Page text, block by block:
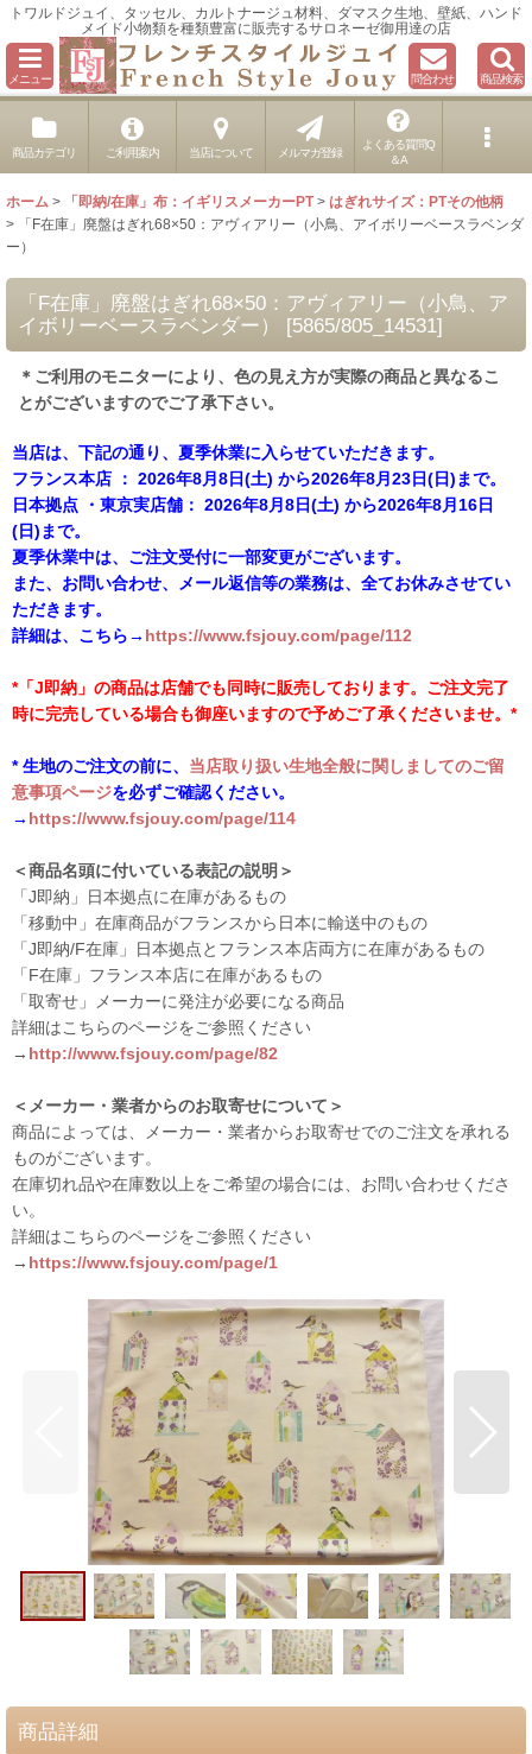
トワルドジュイ、タッセル、カルトナージュ材料、ダマスク生地、壁紙、ハンド
メイド小物類を種類豊富に販売するサロネーゼ御用達の店
メニュー 問合わせ 商品検索
商品カテゴリ ご利用案内 当店について メルマガ登録
よくある質問Q
＆A
ホーム > 「即納/在庫」布：イギリスメーカーPT > はぎれサイズ：PTその他柄
>
「F在庫」廃盤はぎれ68×50：アヴィアリー（小鳥、アイボリーベースラベンダ
ー）
「F在庫」廃盤はぎれ68×50：アヴィアリー（小鳥、ア
イボリーベースラベンダー）
[5865/805_14531]
＊ご利用のモニターにより、色の見え方が実際の商品と異なるこ
とがございますのでご了承下さい。
当店は、下記の通り、夏季休業に入らせていただきます。
フランス本店 ： 2026年8月8日(土) から2026年8月23日(日)まで。
日本拠点 ・東京実店舗： 2026年8月8日(土) から2026年8月16日
(日)まで。
夏季休業中は、ご注文受付に一部変更がございます。
また、お問い合わせ、メール返信等の業務は、全てお休みさせてい
ただきます。
詳細は、こちら→ https://www.fsjouy.com/page/112
*「J即納」の商品は店舗でも同時に販売しております。ご注文完了
時に完売している場合も御座いますので予めご了承くださいませ。*
* 生地のご注文の前に、 当店取り扱い生地全般に関しましてのご留
意事項ページを必ずご確認ください。
→ https://www.fsjouy.com/page/114
＜商品名頭に付いている表記の説明＞
「J即納」日本拠点に在庫があるもの
「移動中」在庫商品がフランスから日本に輸送中のもの
「J即納/F在庫」日本拠点とフランス本店両方に在庫があるもの
「F在庫」フランス本店に在庫があるもの
「取寄せ」メーカーに発注が必要になる商品
詳細はこちらのページをご参照ください
→ http://www.fsjouy.com/page/82
＜メーカー・業者からのお取寄せについて＞
商品によっては、メーカー・業者からお取寄せでのご注文を承れる
ものがございます。
在庫切れ品や在庫数以上をご希望の場合には、お問い合わせくださ
い。
詳細はこちらのページをご参照ください
→ https://www.fsjouy.com/page/1
商品詳細